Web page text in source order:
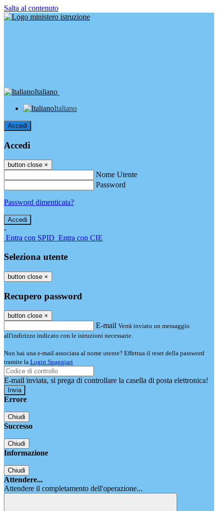
Salta al contenuto
Italiano
Italiano
Accedi
Accedi
button close ×
Nome Utente
Password
Password dimenticata?
-
Entra con SPID Entra con CIE
Seleziona utente
button close ×
Recupero password
button close ×
E-mail Verrà inviato un messaggio
all'indirizzo indicato con le istruzioni necessarie.
Non hai una e-mail associata al nome utente? Effettua il reset della password
tramite la Login Spaggiari
E-mail inviata, si prega di controllare la casella di posta elettronica!
Errore
Chiudi
Successo
Chiudi
Informazione
Chiudi
Attendere...
Attendere il completamento dell'operazione...